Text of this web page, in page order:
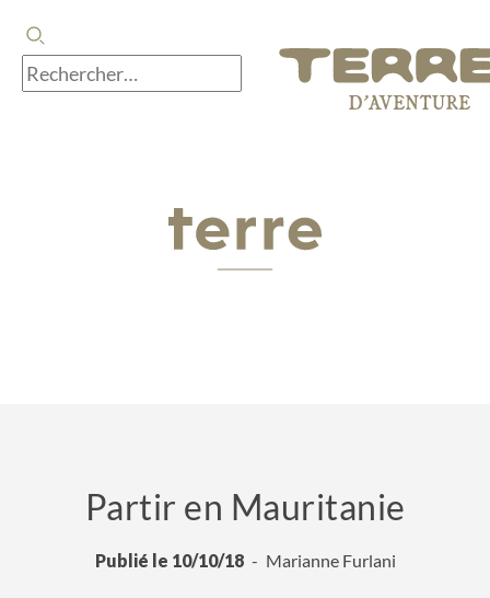
Partir en Mauritanie
Publié le 10/10/18 Marianne Furlani